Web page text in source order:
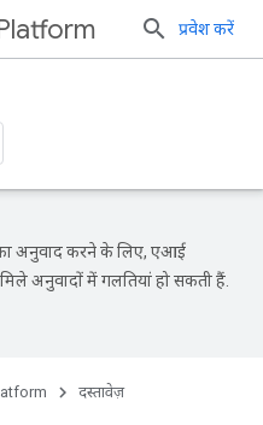
प्रवेश करें
अनुवाद करने के लिए, एआई
अनुवादों में गलतियां हो सकती हैं.
दस्तावेज़